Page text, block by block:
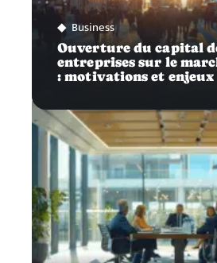
Business
Ouverture du capital
entreprises sur le
: motivations et enjeux